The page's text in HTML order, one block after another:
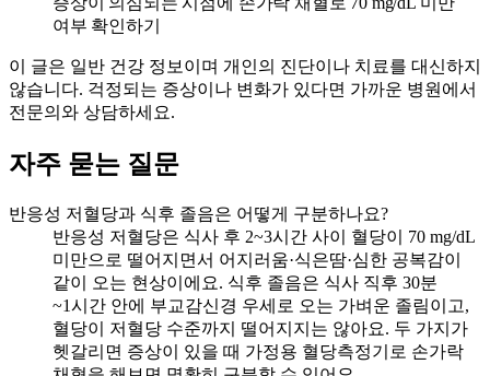
여부 확인하기
이 글은 일반 건강 정보이며 개인의 진단이나 치료를 대신하지
않습니다. 걱정되는 증상이나 변화가 있다면 가까운 병원에서
전문의와 상담하세요.
자주 묻는 질문
반응성 저혈당과 식후 졸음은 어떻게 구분하나요?
반응성 저혈당은 식사 후 2~3시간 사이 혈당이 70 mg/dL
미만으로 떨어지면서 어지러움·식은땀·심한 공복감이
같이 오는 현상이에요. 식후 졸음은 식사 직후 30분
~1시간 안에 부교감신경 우세로 오는 가벼운 졸림이고,
혈당이 저혈당 수준까지 떨어지지는 않아요. 두 가지가
헷갈리면 증상이 있을 때 가정용 혈당측정기로 손가락